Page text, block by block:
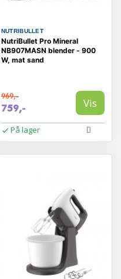
NUTRIBULLET
NutriBullet Pro Mineral
NB907MASN blender - 900
W, mat sand
969,-
759,- Vis
På lager